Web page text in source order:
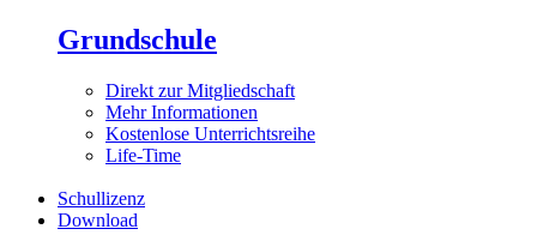
Grundschule
Direkt zur Mitgliedschaft
Mehr Informationen
Kostenlose Unterrichtsreihe
Life-Time
Schullizenz
Download